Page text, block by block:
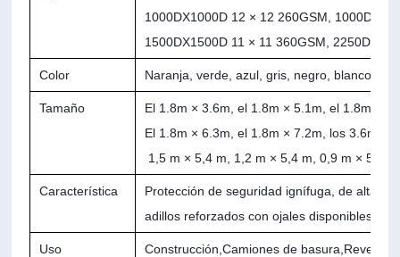
1000DX1000D 12 × 12 260GSM,
1500DX1500D 11 × 11 360GSM,
Color Naranja, verde, azul, gris, negro, blanco
Tamaño
El 1.8m × 3.6m, el 1.8m × 5.1m, el 1.8m ×
El 1.8m × 6.3m, el 1.8m × 7.2m, los 3.6m ×
1,5 m × 5,4 m, 1,2 m × 5,4 m, 0,9 m × 5,4 m
Característica
Protección de seguridad ignífuga, de alta
adillos reforzados con ojales disponibles
Uso Construcción,Camiones de basura,